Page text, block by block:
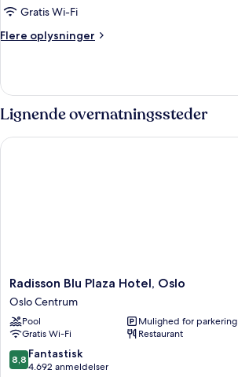
Gratis Wi-Fi
Flere oplysninger
Flere
suite
Lignende overnatningssteder
Radisson
Blu
Plaza
Hotel,
Oslo
Oslo
Centrum
Radisson Blu Plaza Hotel, Oslo
Oslo Centrum
Pool
Mulighed for parkering
Gratis Wi-Fi
Restaurant
8.8
ud
8,8 Fantastisk
4.692 anmeldelser
Radisson Blu Plaza Hotel, Oslo